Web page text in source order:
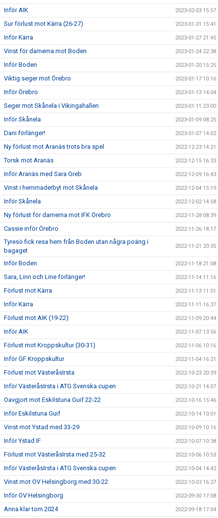
Inför AIK 2023-02-03 15:57
Sur förlust mot Kärra (26-27) 2023-01-31 15:41
Inför Kärra 2023-01-27 21:45
Vinst för damerna mot Boden 2023-01-24 22:38
Inför Boden 2023-01-20 15:25
Viktig seger mot Örebro 2023-01-17 10:16
Inför Örebro 2023-01-13 14:04
Seger mot Skånela i Vikingahallen 2023-01-11 23:00
Inför Skånela 2023-01-09 08:25
Dani förlänger! 2023-01-07 14:02
Ny förlust mot Aranäs trots bra spel 2022-12-23 14:21
Torsk mot Aranäs 2022-12-15 16:33
Inför Aranäs med Sara Greb 2022-12-09 16:43
Vinst i hemmaderbyt mot Skånela 2022-12-04 15:19
Inför Skånela 2022-12-02 14:58
Ny förlust för damerna mot IFK Örebro 2022-11-28 08:39
Cassie inför Örebro 2022-11-26 18:17
Tyresö fick resa hem från Boden utan några poäng i
bagaget
2022-11-21 20:35
Inför Boden 2022-11-18 21:08
Sara, Linn och Line förlänger! 2022-11-14 11:16
Förlust mot Kärra 2022-11-13 11:01
Inför Kärra 2022-11-11 16:37
Förlust mot AIK (19-22) 2022-11-09 20:44
Inför AIK 2022-11-07 13:56
Förlust mot Kroppskultur (30-31) 2022-11-06 10:16
Inför GF Kroppskultur 2022-11-04 16:21
Förlust mot VästeråsIrsta 2022-10-23 20:39
Inför VästeråsIrsta i ATG Svenska cupen 2022-10-21 14:07
Oavgjort mot Eskilstuna Guif 22-22 2022-10-16 15:46
Inför Eskilstuna Guif 2022-10-14 10:01
Vinst mot Ystad med 33-29 2022-10-09 10:16
Inför Ystad IF 2022-10-07 10:38
Förlust mot VästeråsIrsta med 25-32 2022-10-06 10:53
Inför VästeråsIrsta i ATG Svenska cupen 2022-10-04 14:42
Vinst mot OV Helsingborg med 30-22 2022-10-03 16:27
Inför OV Helsingborg 2022-09-30 17:08
Anna klar tom 2024 2022-09-18 17:04